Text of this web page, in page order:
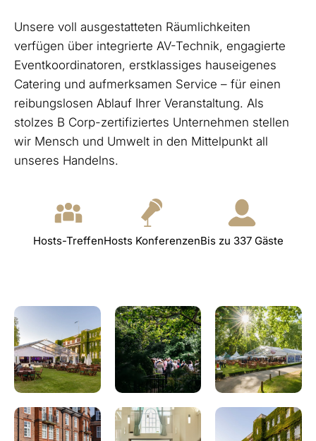
Unsere voll ausgestatteten Räumlichkeiten
verfügen über integrierte AV-Technik, engagierte
Eventkoordinatoren, erstklassiges hauseigenes
Catering und aufmerksamen Service – für einen
reibungslosen Ablauf Ihrer Veranstaltung. Als
stolzes B Corp-zertifiziertes Unternehmen stellen
wir Mensch und Umwelt in den Mittelpunkt all
unseres Handelns.
Hosts-TreffenHosts KonferenzenBis zu 337 Gäste